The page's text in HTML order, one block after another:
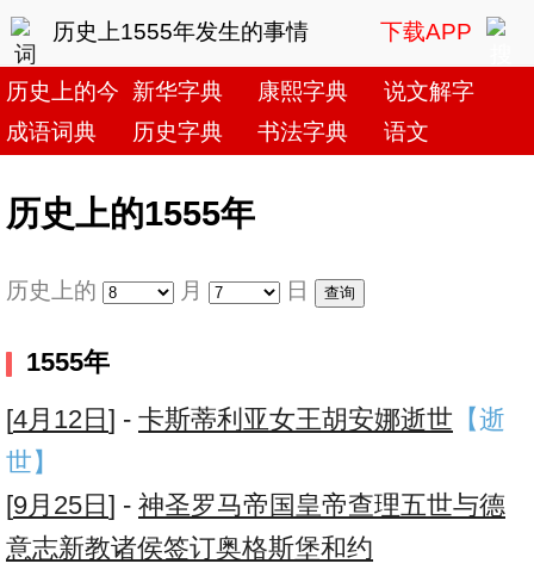
历史上1555年发生的事情 下载APP
历史上的今天新华字典 康熙字典
说文解字
成语词典
历史字典 书法字典 语文
历史上的1555年
历史上的 月 日
1555年
[4月12日 ] - 卡斯蒂利亚女王胡安娜逝世 【逝
世】
[9月25日 ] - 神圣罗马帝国皇帝查理五世与德
意志新教诸侯签订奥格斯堡和约